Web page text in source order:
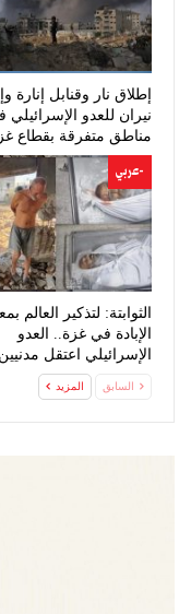
إطلاق نار وقنابل إنارة
نيران للعدو الإسرائيلي
مناطق متفرقة بقطاع
-عربي
الثوابتة: لتذكير العالم
الإبادة في غزة.. العدو
الإسرائيلي اعتقل
السابق المزيد